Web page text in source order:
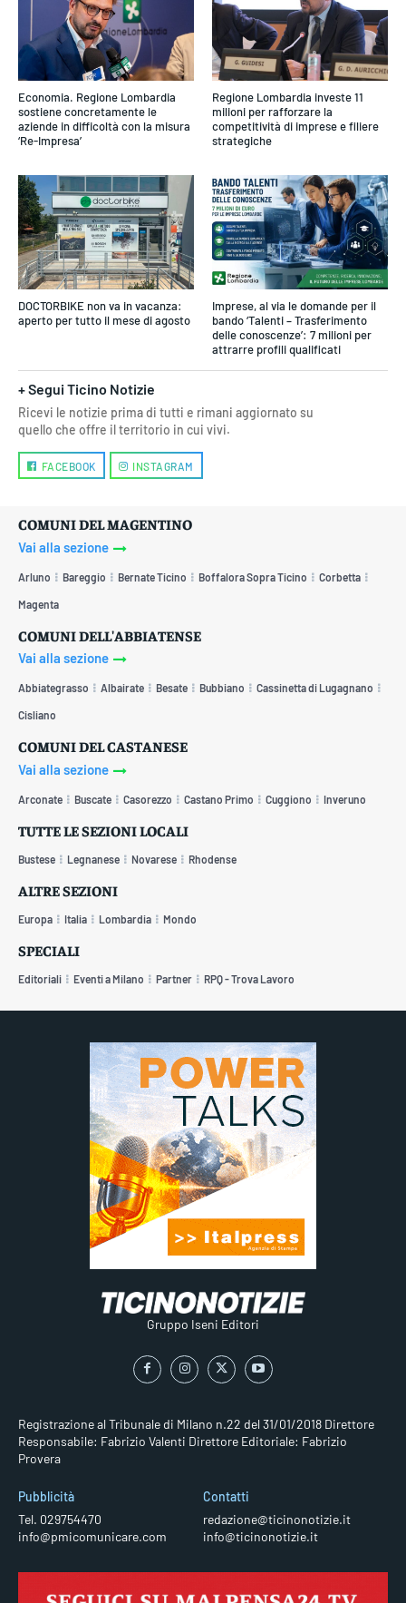
Economia. Regione Lombardia
sostiene concretamente le
aziende in difficoltà con la misura
‘Re-Impresa’
DOCTORBIKE non va in vacanza:
aperto per tutto il mese di agosto
Regione Lombardia investe 11
milioni per rafforzare la
competitività di imprese e filiere
strategiche
Imprese, al via le domande per il
bando ‘Talenti – Trasferimento
delle conoscenze’: 7 milioni per
attrarre profili qualificati
+ Segui Ticino Notizie
Ricevi le notizie prima di tutti e rimani aggiornato su
quello che offre il territorio in cui vivi.
FACEBOOK INSTAGRAM
COMUNI DEL MAGENTINO
Vai alla sezione
Arluno Bareggio Bernate Ticino Boffalora Sopra Ticino Corbetta
Magenta
COMUNI DELL'ABBIATENSE
Vai alla sezione
Abbiategrasso Albairate Besate Bubbiano Cassinetta di Lugagnano
Cisliano
COMUNI DEL CASTANESE
Vai alla sezione
Arconate Buscate Casorezzo Castano Primo Cuggiono Inveruno
TUTTE LE SEZIONI LOCALI
Bustese Legnanese Novarese Rhodense
ALTRE SEZIONI
Europa Italia Lombardia Mondo
SPECIALI
Editoriali Eventi a Milano Partner RPQ - Trova Lavoro
Gruppo Iseni Editori
Registrazione al Tribunale di Milano n.22 del 31/01/2018 Direttore
Responsabile: Fabrizio Valenti Direttore Editoriale: Fabrizio
Provera
Pubblicità
Tel. 029754470
info@pmicomunicare.com
Contatti
redazione@ticinonotizie.it
info@ticinonotizie.it